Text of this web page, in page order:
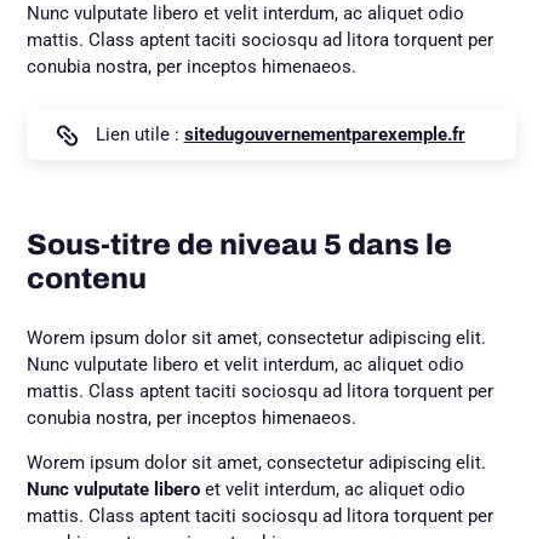
Nunc vulputate libero et velit interdum, ac aliquet odio
mattis. Class aptent taciti sociosqu ad litora torquent per
conubia nostra, per inceptos himenaeos.
Lien utile : sitedugouvernementparexemple.fr
Sous-titre de niveau 5 dans le
contenu
Worem ipsum dolor sit amet, consectetur adipiscing elit.
Nunc vulputate libero et velit interdum, ac aliquet odio
mattis. Class aptent taciti sociosqu ad litora torquent per
conubia nostra, per inceptos himenaeos.
Worem ipsum dolor sit amet, consectetur adipiscing elit.
Nunc vulputate libero et velit interdum, ac aliquet odio
mattis. Class aptent taciti sociosqu ad litora torquent per